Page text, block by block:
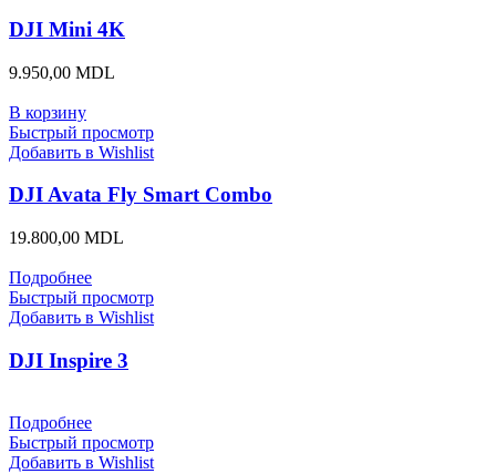
DJI Mini 4K
9.950,00 MDL
В корзину
Быстрый просмотр
Добавить в Wishlist
DJI Avata Fly Smart Combo
19.800,00 MDL
Подробнее
Быстрый просмотр
Добавить в Wishlist
DJI Inspire 3
Подробнее
Быстрый просмотр
Добавить в Wishlist